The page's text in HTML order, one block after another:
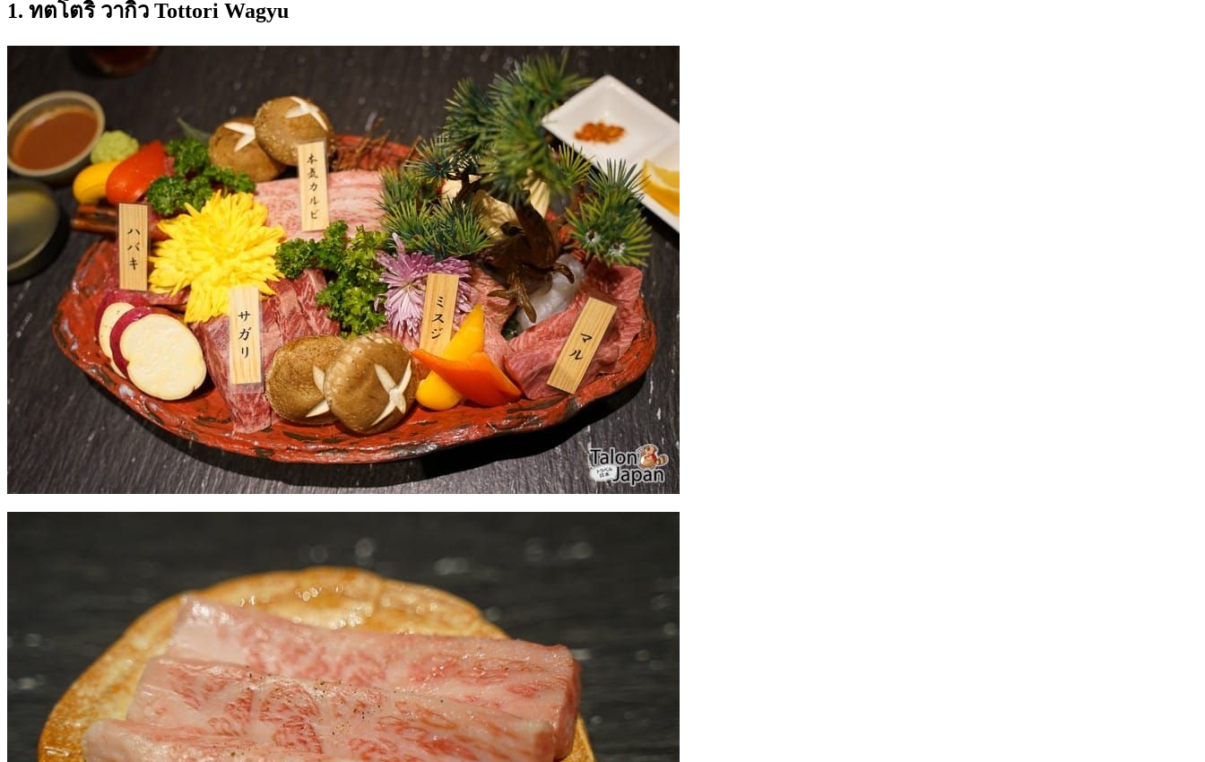
1. ทตโตริ วากิว Tottori Wagyu